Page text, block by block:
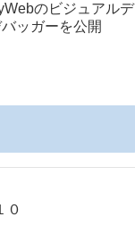
のビジュアルデ
ッガーを公開
０